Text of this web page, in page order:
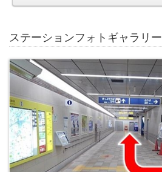
ステーションフォトギャラリー